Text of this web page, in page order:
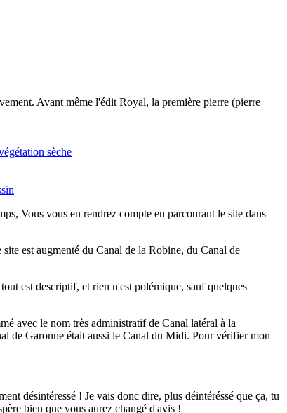
Avant même l'édit Royal, la première pierre (pierre
Vous vous en rendrez compte en parcourant le site dans
est augmenté du Canal de la Robine, du Canal de
est descriptif, et rien n'est polémique, sauf quelques
avec le nom très administratif de Canal latéral à la
de Garonne était aussi le Canal du Midi. Pour vérifier mon
désintéressé ! Je vais donc dire, plus déintéréssé que ça, tu
bien que vous aurez changé d'avis !